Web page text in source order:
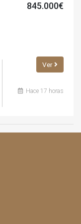
845.000€
Ver
Hace 17 horas